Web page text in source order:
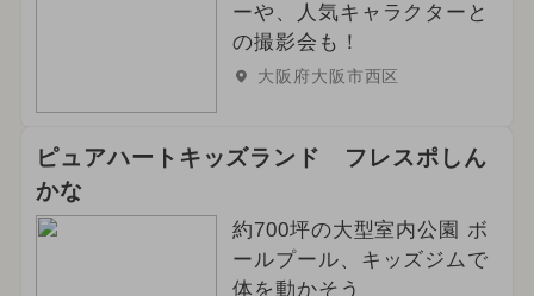
ーや、人気キャラクターと
の撮影会も！
大阪府大阪市西区
ピュアハートキッズランド フレスポしん
かな
約700坪の大型室内公園 ボ
ールプール、キッズジムで
体を動かそう